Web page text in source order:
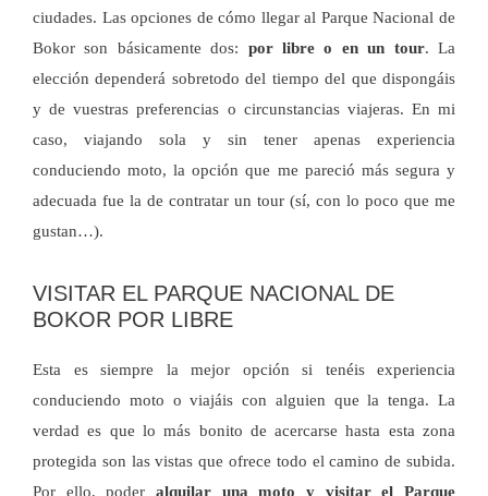
ciudades. Las opciones de cómo llegar al Parque Nacional de
Bokor son básicamente dos: por libre o en un tour. La
elección dependerá sobretodo del tiempo del que dispongáis
y de vuestras preferencias o circunstancias viajeras. En mi
caso, viajando sola y sin tener apenas experiencia
conduciendo moto, la opción que me pareció más segura y
adecuada fue la de contratar un tour (sí, con lo poco que me
gustan…).
VISITAR EL PARQUE NACIONAL DE
BOKOR POR LIBRE
Esta es siempre la mejor opción si tenéis experiencia
conduciendo moto o viajáis con alguien que la tenga. La
verdad es que lo más bonito de acercarse hasta esta zona
protegida son las vistas que ofrece todo el camino de subida.
Por ello, poder alquilar una moto y visitar el Parque